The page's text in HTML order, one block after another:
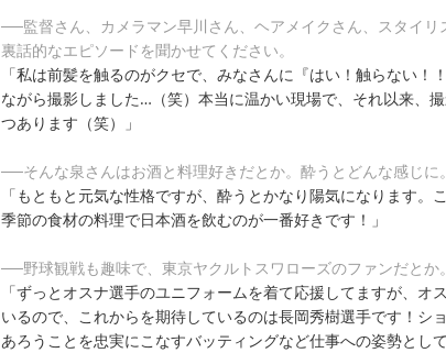
──監督さん、カメラマン早川さん、ヘアメイクさん、スタイ
裏話的なエピソードを聞かせてください。
「私は前髪を触るのがクセで、みなさんに『はい！触らない！
ながら撮影しました…（笑）本当に温かい現場で、それ以来、
つあります（笑）」
──そんな泉さんはお酒と料理好きだとか。酔うとどんな感じに。
「もともと元気な性格ですが、酔うとかなり陽気になります。
季節の食材の料理で日本酒を飲むのが一番好きです！」
──野球観戦も趣味で、東京ヤクルトスワローズのファンだとか。
「ずっとオスナ選手のユニフォームを着て応援してますが、オ
いるので、これからを期待しているのは長岡秀樹選手です！シ
あろうことを忠実にこなすバッティングなど仕事への姿勢とし